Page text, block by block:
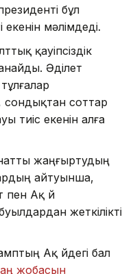
бұл
мәлімдеді.
қауіпсіздік
Әділет
соттар
тиіс екенін алға
жаңғыртудың
айтуынша,
Ақ үй
жеткілікті
Ақ үйдегі бал
жобасын